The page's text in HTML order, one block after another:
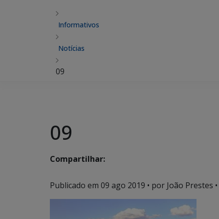
Informativos
Notícias
09
09
Compartilhar:
Publicado em 09 ago 2019 • por João Prestes •